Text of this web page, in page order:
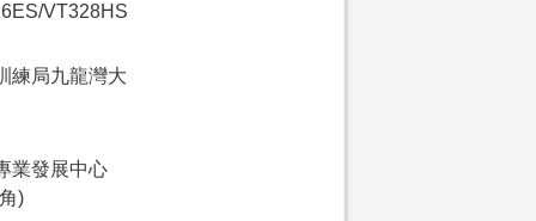
VT328HS
練局九龍灣大
業發展中心
)